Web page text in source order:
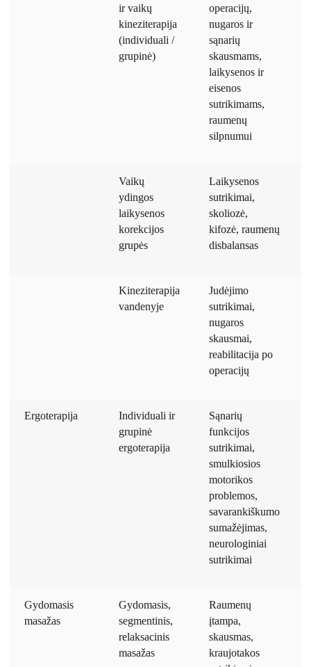
ir vaikų
kineziterapija
(individuali /
grupinė)
operacijų,
nugaros ir
sąnarių
skausmams,
laikysenos ir
eisenos
sutrikimams,
raumenų
silpnumui
Vaikų
ydingos
laikysenos
korekcijos
grupės
Laikysenos
sutrikimai,
skoliozė,
kifozė, raumenų
disbalansas
Kineziterapija
vandenyje
Judėjimo
sutrikimai,
nugaros
skausmai,
reabilitacija po
operacijų
Ergoterapija
Individuali ir
grupinė
ergoterapija
Sąnarių
funkcijos
sutrikimai,
smulkiosios
motorikos
problemos,
savarankiškumo
sumažėjimas,
neurologiniai
sutrikimai
Gydomasis
masažas
Gydomasis,
segmentinis,
relaksacinis
masažas
Raumenų
įtampa,
skausmas,
kraujotakos